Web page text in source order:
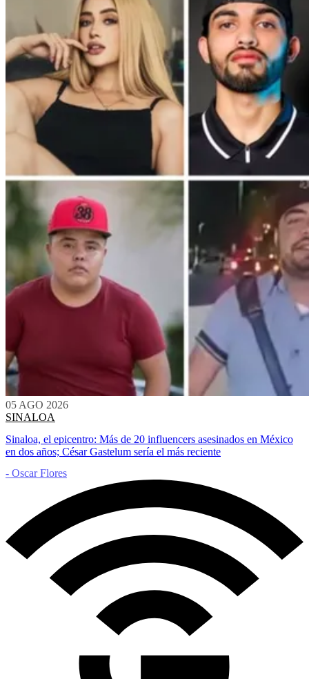
05 AGO 2026
SINALOA
Sinaloa, el epicentro: Más de 20 influencers asesinados en México
en dos años; César Gastelum sería el más reciente
- Oscar Flores